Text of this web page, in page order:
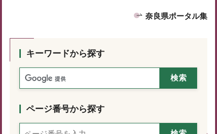
奈良県ポータル集
キーワードから探す
ページ番号から探す